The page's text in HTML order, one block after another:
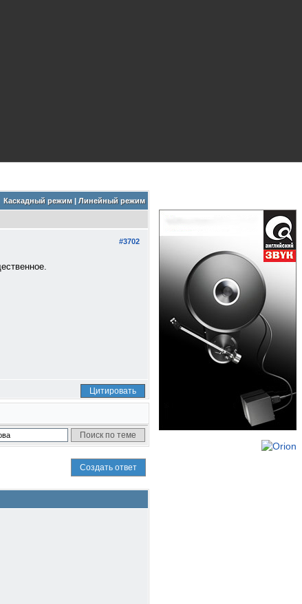
Каскадный режим| Линейный режим
#3702
Цитировать
Создать ответ